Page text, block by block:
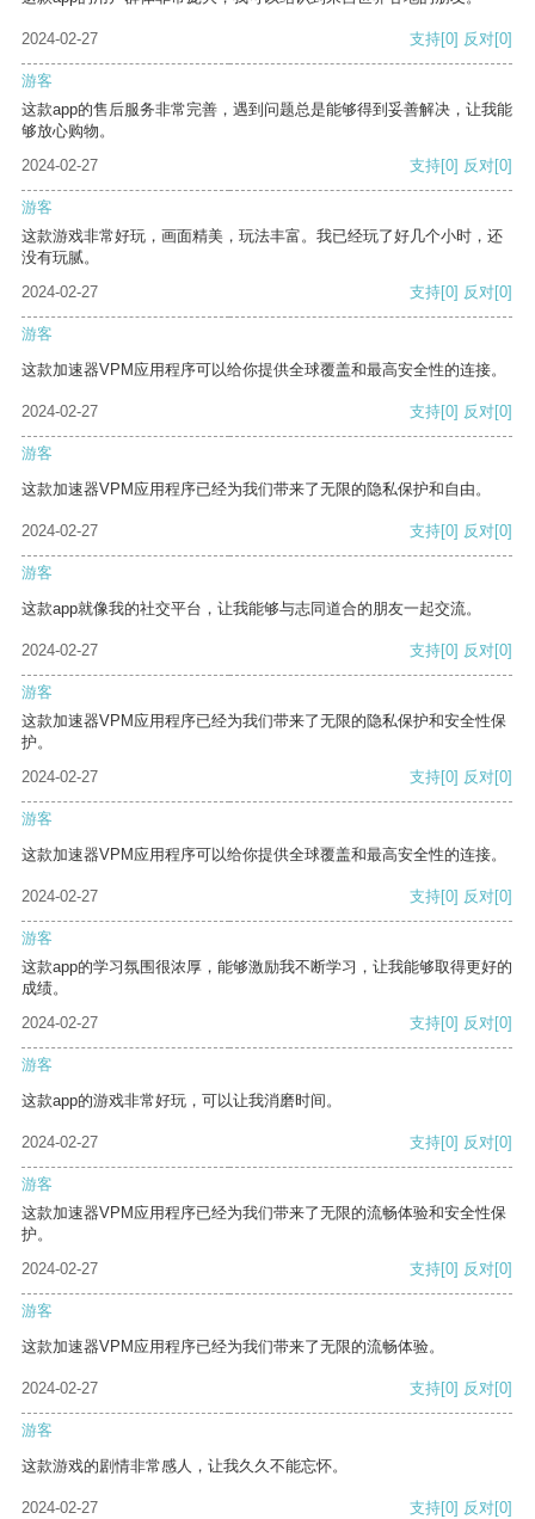
2024-02-27 支持[0] 反对[0]
游客
这款app的售后服务非常完善，遇到问题总是能够得到妥善解决，让我能
够放心购物。
2024-02-27
支持[0] 反对[0]
游客
这款游戏非常好玩，画面精美，玩法丰富。我已经玩了好几个小时，还
没有玩腻。
2024-02-27
支持[0] 反对[0]
游客
这款加速器VPM应用程序可以给你提供全球覆盖和最高安全性的连接。
2024-02-27 支持[0] 反对[0]
游客
这款加速器VPM应用程序已经为我们带来了无限的隐私保护和自由。
2024-02-27 支持[0] 反对[0]
游客
这款app就像我的社交平台，让我能够与志同道合的朋友一起交流。
2024-02-27 支持[0] 反对[0]
游客
这款加速器VPM应用程序已经为我们带来了无限的隐私保护和安全性保
护。
2024-02-27
支持[0] 反对[0]
游客
这款加速器VPM应用程序可以给你提供全球覆盖和最高安全性的连接。
2024-02-27 支持[0] 反对[0]
游客
这款app的学习氛围很浓厚，能够激励我不断学习，让我能够取得更好的
成绩。
2024-02-27
支持[0] 反对[0]
游客
这款app的游戏非常好玩，可以让我消磨时间。
2024-02-27 支持[0] 反对[0]
游客
这款加速器VPM应用程序已经为我们带来了无限的流畅体验和安全性保
护。
2024-02-27
支持[0] 反对[0]
游客
这款加速器VPM应用程序已经为我们带来了无限的流畅体验。
2024-02-27 支持[0] 反对[0]
游客
这款游戏的剧情非常感人，让我久久不能忘怀。
2024-02-27 支持[0] 反对[0]